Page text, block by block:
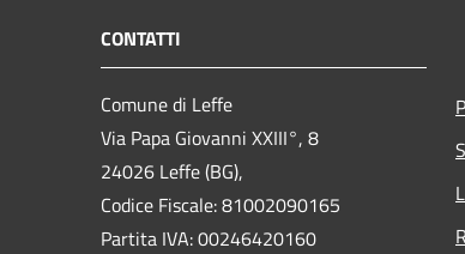
CONTATTI
Comune di Leffe
Via Papa Giovanni XXIII°, 8
24026 Leffe (BG),
Codice Fiscale: 81002090165
Partita IVA: 00246420160